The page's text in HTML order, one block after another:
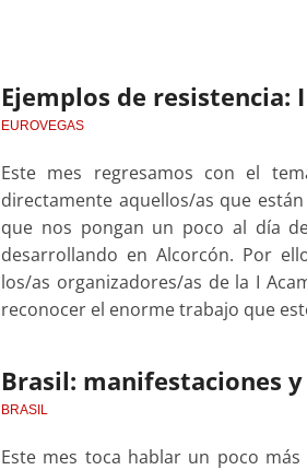
Ejemplos de resistencia:
EUROVEGAS
Este mes regresamos con el
directamente aquellos/as que
que nos pongan un poco al día
desarrollando en Alcorcón. Por
los/as organizadores/as de la I
reconocer el enorme trabajo que
Brasil: manifestaciones
BRASIL
Este mes toca hablar un poco